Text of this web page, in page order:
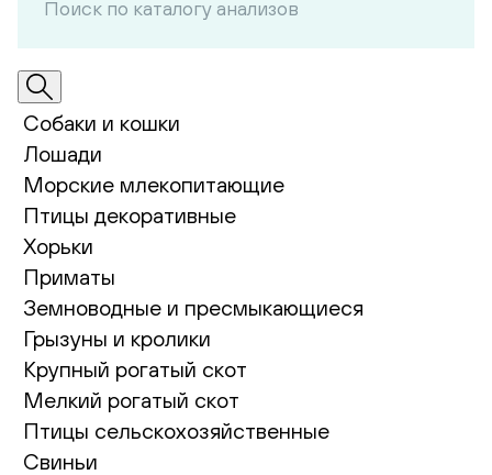
Собаки и кошки
Лошади
Морские млекопитающие
Птицы декоративные
Хорьки
Приматы
Земноводные и пресмыкающиеся
Грызуны и кролики
Крупный рогатый скот
Мелкий рогатый скот
Птицы сельскохозяйственные
Свиньи